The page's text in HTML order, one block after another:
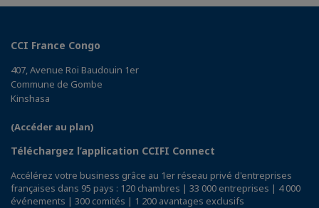
CCI France Congo
407, Avenue Roi Baudouin 1er
Commune de Gombe
Kinshasa
(Accéder au plan)
Téléchargez l’application CCIFI Connect
Accélérez votre business grâce au 1er réseau privé d'entreprises
françaises dans 95 pays : 120 chambres | 33 000 entreprises | 4 000
événements | 300 comités | 1 200 avantages exclusifs